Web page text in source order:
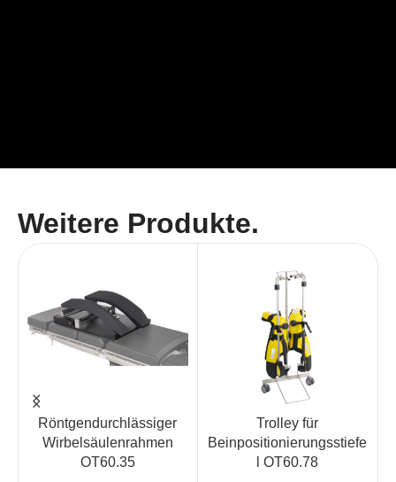
Weitere Produkte.
Röntgendurchlässiger
Wirbelsäulenrahmen
OT60.35
Trolley für
Beinpositionierungsstiefe
l OT60.78